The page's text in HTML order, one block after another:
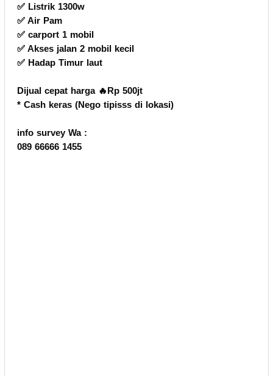
✅️ Listrik 1300w
✅️ Air Pam
✅️ carport 1 mobil
✅️ Akses jalan 2 mobil kecil
✅️ Hadap Timur laut
Dijual cepat harga 🔥Rp 500jt
* Cash keras (Nego tipisss di lokasi)
info survey Wa :
089 66666 1455